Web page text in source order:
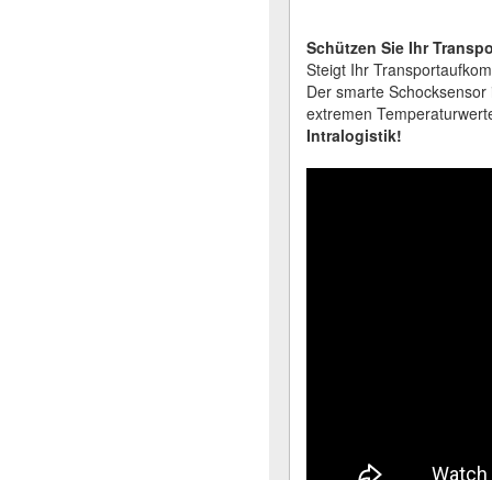
Schützen Sie Ihr
Steigt Ihr
Der smarte
extremen
Intralogistik!